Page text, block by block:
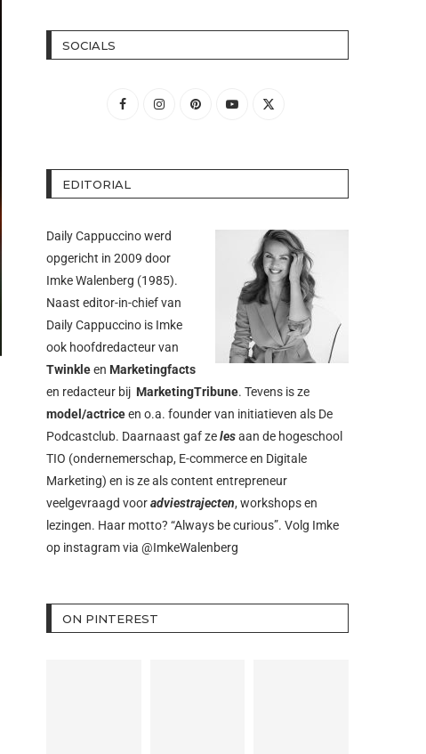
SOCIALS
EDITORIAL
Daily Cappuccino werd
opgericht in 2009 door
Imke Walenberg (1985).
Naast editor-in-chief van
Daily Cappuccino is Imke
ook hoofdredacteur van
Twinkleen Marketingfacts
en redacteur bij MarketingTribune. Tevens is ze
model/actriceen o.a. founder van initiatieven als De
Podcastclub. Daarnaast gaf zelesaan de hogeschool
TIO (ondernemerschap, E-commerce en Digitale
Marketing) en is ze als content entrepreneur
veelgevraagd vooradviestrajecten, workshops en
lezingen. Haar motto? “Always be curious”. Volg Imke
op instagram via @ImkeWalenberg
ON PINTEREST